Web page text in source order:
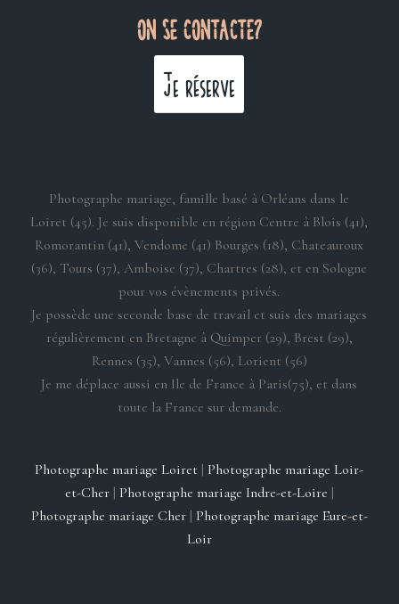
ON SE CONTACTE?
Je réserve
Photographe mariage, famille basé à Orléans dans le
Loiret (45). Je suis disponible en région Centre à Blois (41),
Romorantin (41), Vendome (41) Bourges (18), Chateauroux
(36), Tours (37), Amboise (37), Chartres (28), et en Sologne
pour vos évènements privés.
Je possède une seconde base de travail et suis des mariages
régulièrement en Bretagne à Quimper (29), Brest (29),
Rennes (35), Vannes (56), Lorient (56)
Je me déplace aussi en Ile de France à Paris(75), et dans
toute la France sur demande.
Photographe mariage Loiret |Photographe mariage Loir-
et-Cher| Photographe mariage Indre-et-Loire |
Photographe mariage Cher| Photographe mariage Eure-et-
Loir